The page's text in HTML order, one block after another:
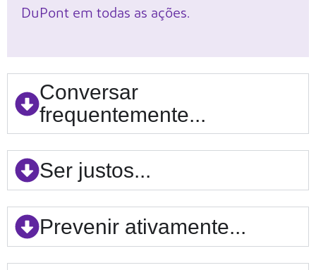
DuPont em todas as ações.
Conversar
frequentemente...
Ser justos...
Prevenir ativamente...